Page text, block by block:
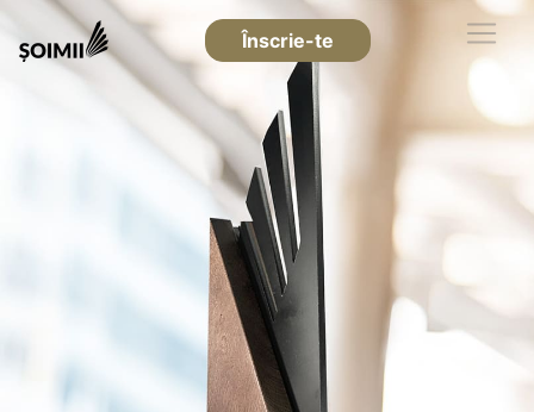
Înscrie-te